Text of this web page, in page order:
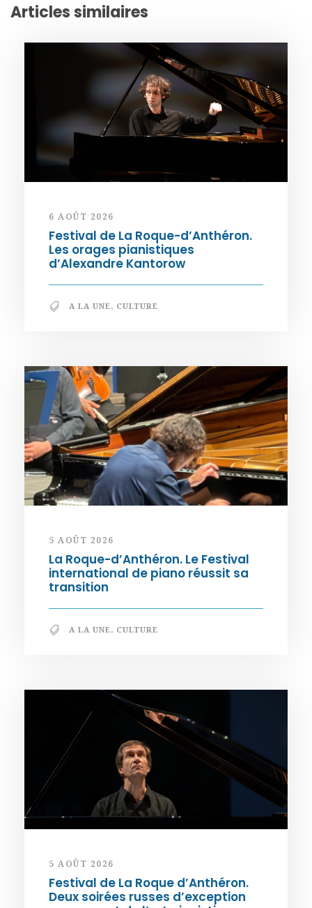
Articles similaires
6 AOÛT 2026
Festival de La Roque-d’Anthéron.
Les orages pianistiques
d’Alexandre Kantorow
A LA UNE, CULTURE
5 AOÛT 2026
La Roque-d’Anthéron. Le Festival
international de piano réussit sa
transition
A LA UNE, CULTURE
5 AOÛT 2026
Festival de La Roque d’Anthéron.
Deux soirées russes d’exception